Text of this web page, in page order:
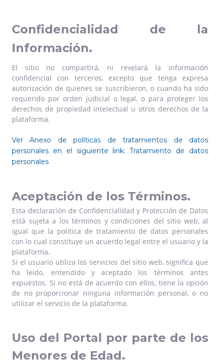
Confidencialidad de la
Información.
El sitio no compartirá, ni revelará la información
confidencial con terceros, excepto que tenga expresa
autorización de quienes se suscribieron, o cuando ha sido
requerido por orden judicial o legal, o para proteger los
derechos de propiedad intelectual u otros derechos de la
plataforma.
Ver Anexo de políticas de tratamientos de datos
personales en el siguiente link:Tratamiento de datos
personales
Aceptación de los Términos.
Esta declaración de Confidencialidad y Protección de Datos
está sujeta a los términos y condiciones del sitio web, al
igual que la política de tratamiento de datos personales
con lo cual constituye un acuerdo legal entre el usuario y la
plataforma.
Si el usuario utiliza los servicios del sitio web, significa que
ha leído, entendido y aceptado los términos antes
expuestos. Si no está de acuerdo con ellos, tiene la opción
de no proporcionar ninguna información personal, o no
utilizar el servicio de la plataforma.
Uso del Portal por parte de los
Menores de Edad.